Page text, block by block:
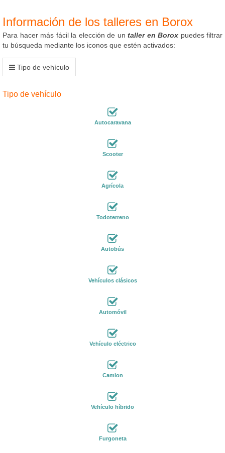
Información de los talleres en Borox
Para hacer más fácil la elección de un taller en Borox puedes filtrar
tu búsqueda mediante los iconos que estén activados:
Tipo de vehículo
Tipo de vehículo
Autocaravana
Scooter
Agrícola
Todoterreno
Autobús
Vehículos clásicos
Automóvil
Vehículo eléctrico
Camion
Vehículo híbrido
Furgoneta